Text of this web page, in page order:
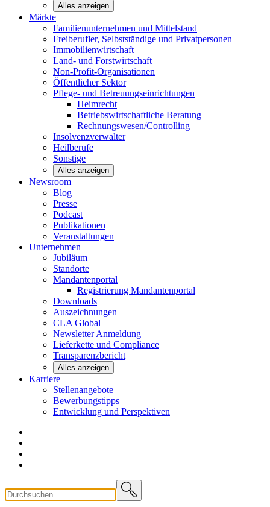
Alles anzeigen
Märkte
Familienunternehmen und Mittelstand
Freiberufler, Selbstständige und Privatpersonen
Immobilienwirtschaft
Land- und Forstwirtschaft
Non-Profit-Organisationen
Öffentlicher Sektor
Pflege- und Betreuungseinrichtungen
Heimrecht
Betriebswirtschaftliche Beratung
Rechnungswesen/Controlling
Insolvenzverwalter
Heilberufe
Sonstige
Alles anzeigen
Newsroom
Blog
Presse
Podcast
Publikationen
Veranstaltungen
Unternehmen
Jubiläum
Standorte
Mandantenportal
Registrierung Mandantenportal
Downloads
Auszeichnungen
CLAGlobal
NewsletterAnmeldung
Lieferkette und Compliance
Transparenzbericht
Alles anzeigen
Karriere
Stellenangebote
Bewerbungstipps
Entwicklung und Perspektiven